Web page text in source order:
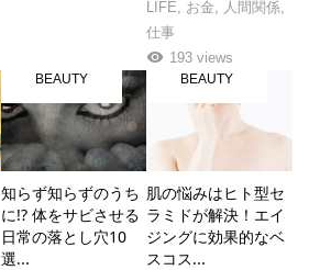
LIFE お金 人間関係
仕事
193 views
知らず知らずのうち
に!? 体をサビさせる
日常の落とし穴10
選...
BEAUTY
肌の悩みはヒト型セ
ラミドが解決！エイ
ジングに効果的なベ
スコス...
BEAUTY